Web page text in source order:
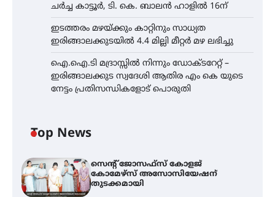
ചർച്ച കാട്ടൂർ, ടി. കെ. ബാലൻ ഹാളിൽ 16ന്
ഇടത്തരം മഴയ്ക്കും കാറ്റിനും സാധ്യത
ഇരിങ്ങാലക്കുടയിൽ 4.4 മില്ലി മീറ്റർ മഴ ലഭിച്ചു
ഐ.ഐ.ടി മദ്രാസ്സിൽ നിന്നും ഡോക്ടറേറ്റ് –
ഇരിങ്ങാലക്കുട സ്വദേശി ആതിര എം കെ യുടെ
നേട്ടം പ്രതിസന്ധികളോട് പൊരുതി
Top News
സെന്റ് ജോസഫ്സ് കോളജ്
കോമേഴ്‌സ് അസോസിയേഷന്
തുടക്കമായി